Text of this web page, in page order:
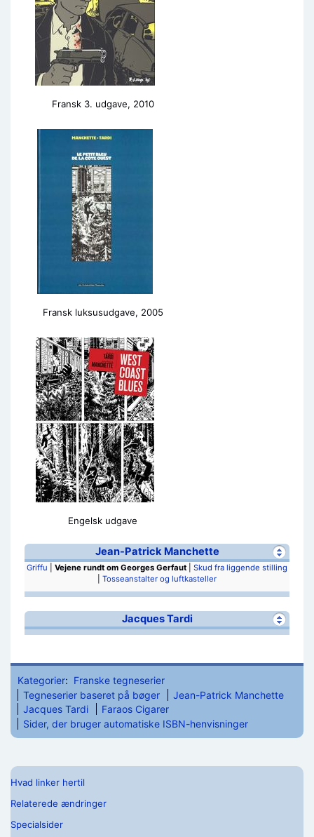
Fransk 3. udgave, 2010
Fransk luksusudgave, 2005
Engelsk udgave
Jean-Patrick Manchette
Griffu Vejene rundt om Georges Gerfaut
Skud fra liggende stilling
Tosseanstalter og luftkasteller
Jacques Tardi
Kategorier: Franske tegneserier
Tegneserier baseret på bøger
Jean-Patrick Manchette
Jacques Tardi
Faraos Cigarer
Sider, der bruger automatiske ISBN-henvisninger
Hvad linker hertil
Relaterede ændringer
Specialsider